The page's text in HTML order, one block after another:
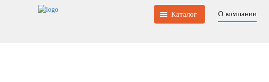
Каталог О компании